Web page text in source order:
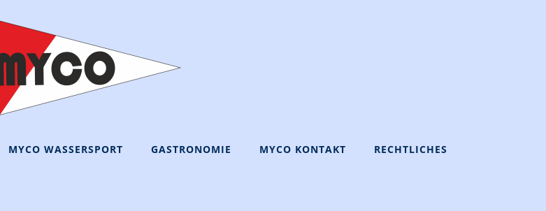
MYCO WASSERSPORT GASTRONOMIE MYCO KONTAKT RECHTLICHES